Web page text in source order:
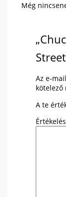
Még
Az e-
kötelező
A te